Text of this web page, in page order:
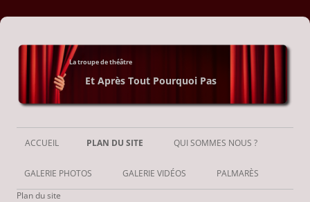
La troupe de théâtre
Et Après Tout Pourquoi Pas
Aller
contenu
ACCUEIL PLAN DU SITE QUI SOMMES NOUS ?
GALERIE PHOTOS GALERIE VIDÉOS
PALMARÈS
Plan du site